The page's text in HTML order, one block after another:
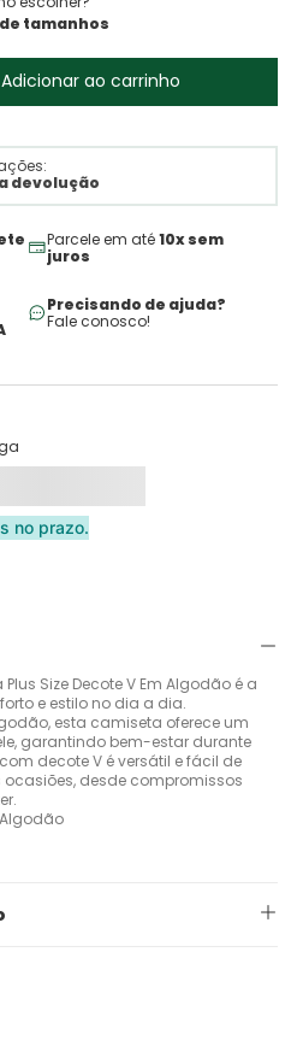
Adicionar ao carrinho
devolução
Parcele em até10x sem
juros
Precisando de ajuda?
Fale conosco!
no prazo.
Size Decote V Em Algodão é a
e estilo no dia a dia.
esta camiseta oferece um
garantindo bem-estar durante
decote V é versátil e fácil de
desde compromissos